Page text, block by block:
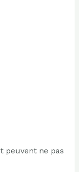
peuvent ne pas